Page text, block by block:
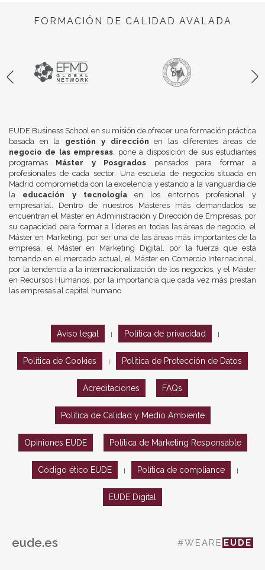
FORMACIÓN DE CALIDAD AVALADA
EUDE Business School en su misión de ofrecer una formación práctica
basada en la gestión y dirección en las diferentes áreas de
negocio de las empresas , pone a disposición de sus estudiantes
programas Máster y Posgrados pensados para formar a
profesionales de cada sector. Una escuela de negocios situada en
Madrid comprometida con la excelencia y estando a la vanguardia de
la educación y tecnologíaen los entornos profesional y
empresarial. Dentro de nuestros Másteres más demandados se
encuentran el Máster en Administración y Dirección de Empresas, por
su capacidad para formar a líderes en todas las áreas de negocio, el
Máster en Marketing, por ser una de las áreas más importantes de la
empresa, el Máster en Marketing Digital, por la fuerza que está
tomando en el mercado actual, el Máster en Comercio Internacional,
por la tendencia a la internacionalización de los negocios, y el Máster
en Recursos Humanos, por la importancia que cada vez más prestan
las empresas al capital humano.
Aviso legal Política de privacidad
Política de Cookies Política de Protección de Datos
Acreditaciones FAQs
Política de Calidad y Medio Ambiente
Opiniones EUDE Política de Marketing Responsable
Código ético EUDE Política de compliance
EUDE Digital
eude.es #WEARE EUDE